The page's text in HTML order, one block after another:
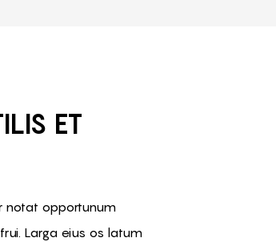
ET
notat opportunum
Larga eius os latum